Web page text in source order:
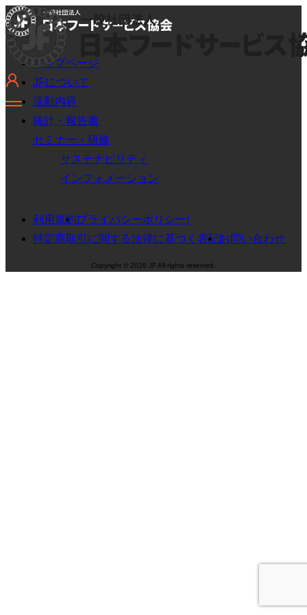
トップページ
JFについて
活動内容
統計・報告書
セミナー・研修
サステナビリティ
インフォメーション
利用規約プライバシーポリシー
特定商取引に関する法律に基づく表記お問い合わせ
Copyright © 2026 JF All rights reserved.